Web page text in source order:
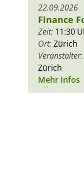
22.09.2026
Finance
Zeit: 11:30
Ort:Zürich
Veranstalter:
Zürich
Mehr Infos